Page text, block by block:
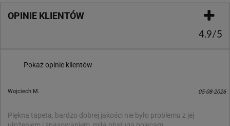
OPINIE KLIENTÓW
4.9/5
Pokaż opinie klientów
Wojciech M. 05-08-2026
Piękna tapeta, bardzo dobrej jakości nie było problemu z jej